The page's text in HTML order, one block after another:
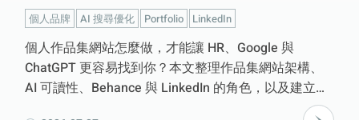
個人品牌 AI 搜尋優化 Portfolio LinkedIn
個人作品集網站怎麼做，才能讓 HR、Google 與
ChatGPT 更容易找到你？本文整理作品集網站架構、
AI 可讀性、Behance 與 LinkedIn 的角色，以及建立個